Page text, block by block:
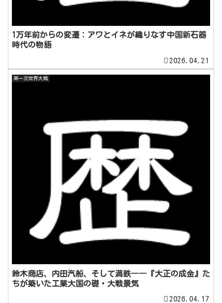
1万年前からの変遷：アワとイネが織りなす中国新石器
時代の物語
2026.04.21
第一次世界大戦
鈴木商店、内田汽船、そして満鉄――『大正の成金』た
ちが築いた工業大国の礎・大戦景気
2026.04.17